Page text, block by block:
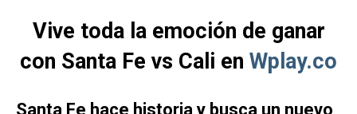
Vive toda la emoción de ganar
con Santa Fe vs Cali en Wplay.co
Santa Fe hace historia y busca un nuevo